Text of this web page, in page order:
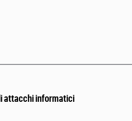
attacchi informatici